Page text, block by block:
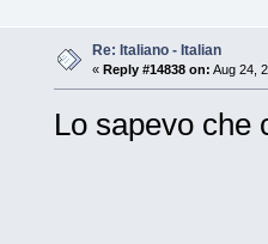
Re: Italiano - Italian
« Reply #14838 on: Aug 24,
Lo sapevo che